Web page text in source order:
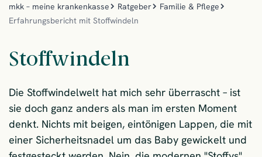
mkk – meine krankenkasse Ratgeber
Familie & Pflege
Erfahrungsbericht mit Stoffwindeln
Stoffwindeln
Die Stoffwindelwelt hat mich sehr überrascht – ist
sie doch ganz anders als man im ersten Moment
denkt. Nichts mit beigen, eintönigen Lappen, die mit
einer Sicherheitsnadel um das Baby gewickelt und